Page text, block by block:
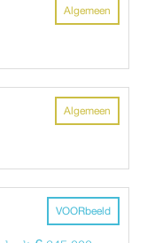
Algemeen
Algemeen
VOORbeeld